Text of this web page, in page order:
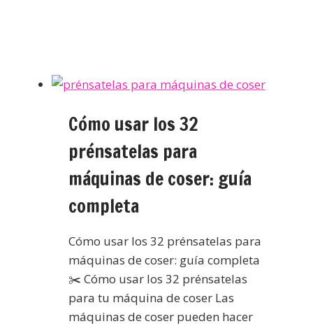
Cómo usar los 32
prénsatelas para
máquinas de coser: guía
completa
Cómo usar los 32 prénsatelas para
máquinas de coser: guía completa
✂️ Cómo usar los 32 prénsatelas
para tu máquina de coser Las
máquinas de coser pueden hacer